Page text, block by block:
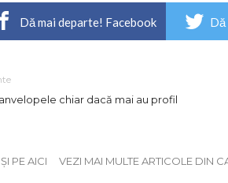
Dă mai departe! Facebook
chiar dacă mai au profil
PE AICI VEZI MAI MULTE ARTICOLE DIN